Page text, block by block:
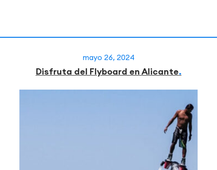
mayo 26, 2024
Disfruta del Flyboard en Alicante